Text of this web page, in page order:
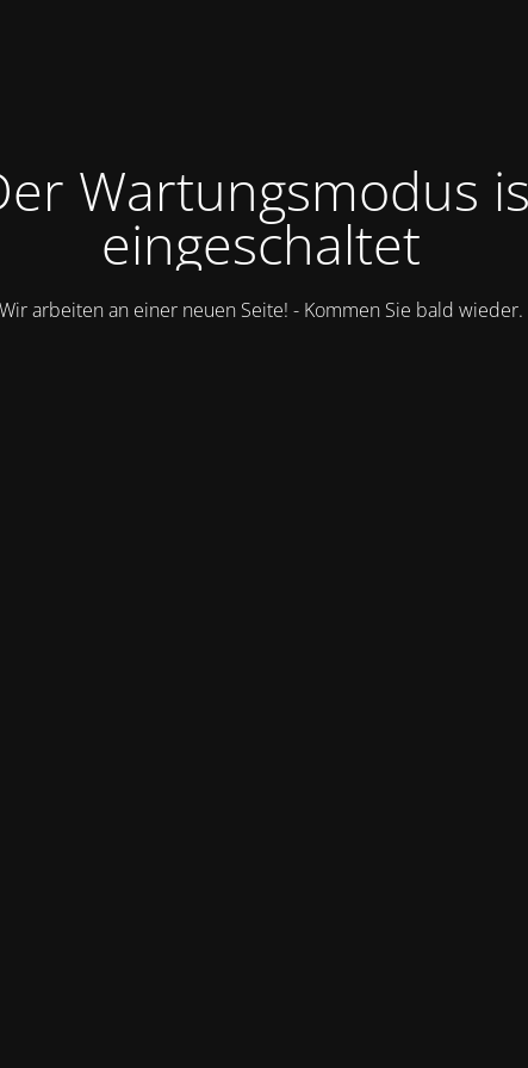
Wartungsmodus
eingeschaltet
Wir arbeiten an einer neuen Seite! - Kommen Sie bald wieder.